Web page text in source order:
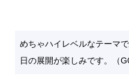
めちゃハイレベルなテーマ
日の展開が楽しみです。（